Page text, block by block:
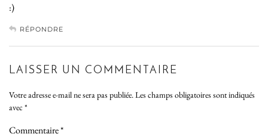
:)
RÉPONDRE
LAISSER UN COMMENTAIRE
Votre adresse e-mail ne sera pas publiée.Les champs obligatoires sont indiqués
avec *
Commentaire*